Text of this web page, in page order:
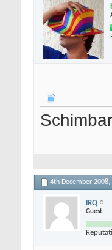
4th December 2008,
IRQ
Guest